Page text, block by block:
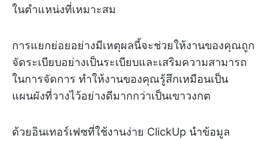
ในตำแหน่งที่เหมาะสม
การแยกย่อยอย่างมีเหตุผลนี้จะช่วยให้งานของคุณถูก
จัดระเบียบอย่างเป็นระเบียบและเสริมความสามารถ
ในการจัดการ ทำให้งานของคุณรู้สึกเหมือนเป็น
แผนผังที่วางไว้อย่างดีมากกว่าเป็นเขาวงกต
ด้วยอินเทอร์เฟซที่ใช้งานง่าย ClickUp นำข้อมูล